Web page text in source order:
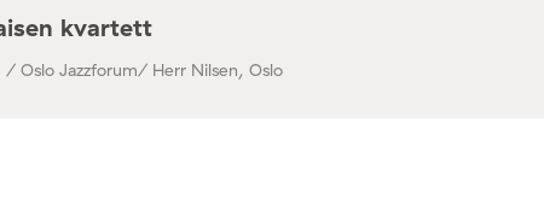
kvartett
/ Oslo Jazzforum/ Herr Nilsen, Oslo